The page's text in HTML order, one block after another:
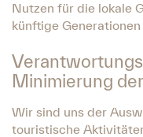
Nutzen für die lokale
künftige
Minimierung
Wir sind uns der
touristische